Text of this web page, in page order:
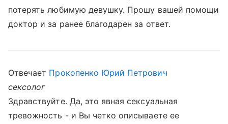
потерять любимую девушку. Прошу вашей помощи
доктор и за ранее благодарен за ответ.
Отвечает Прокопенко Юрий Петрович
сексолог
Здравствуйте. Да, это явная сексуальная
тревожность - и Вы четко описываете ее